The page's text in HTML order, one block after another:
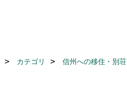
カテゴリ 信州への移住・別荘